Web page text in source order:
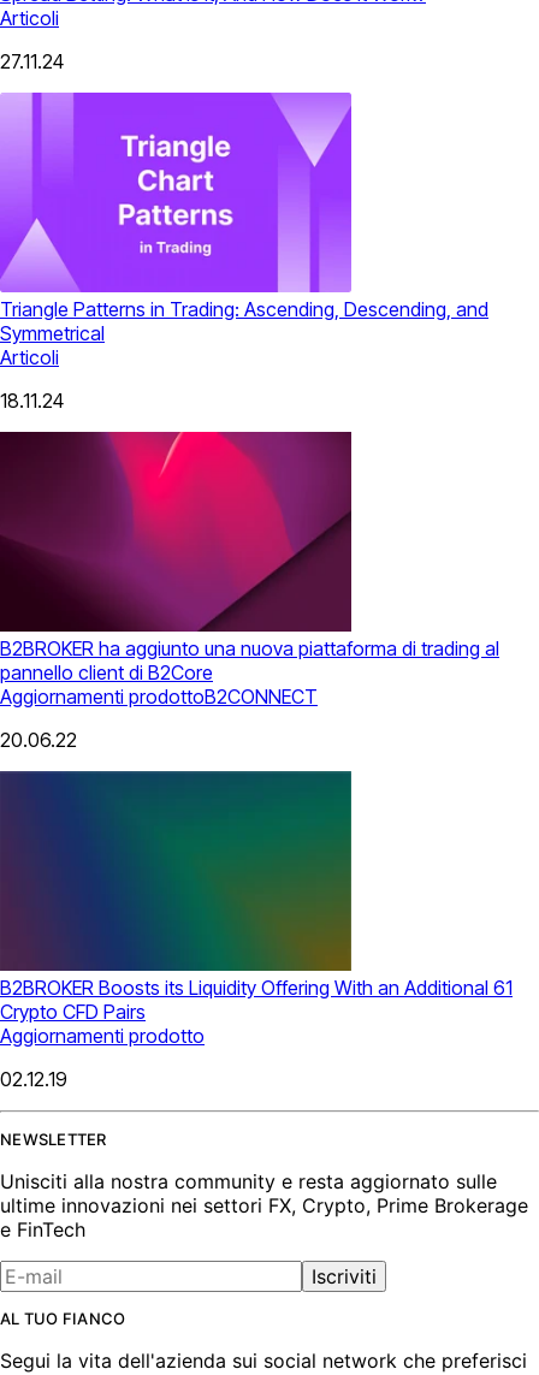
Articoli
27.11.24
Triangle Patterns in Trading: Ascending, Descending, and
Symmetrical
Articoli
18.11.24
B2BROKER ha aggiunto una nuova piattaforma di trading al
pannello client di B2Core
Aggiornamenti prodottoB2CONNECT
20.06.22
B2BROKER Boosts its Liquidity Offering With an Additional 61
Crypto CFD Pairs
Aggiornamenti prodotto
02.12.19
NEWSLETTER
Unisciti alla nostra community e resta aggiornato sulle
ultime innovazioni nei settori FX, Crypto, Prime Brokerage
e FinTech
Iscriviti
AL TUO FIANCO
Segui la vita dell'azienda sui social network che preferisci